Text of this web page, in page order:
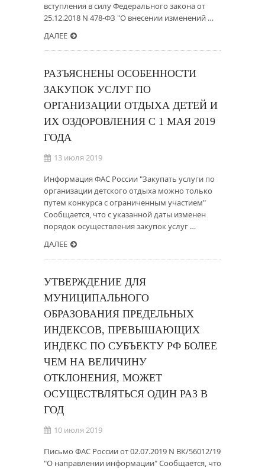
вступления в силу Федерального закона от
25.12.2018 N 478-ФЗ "О внесении изменений …
ДАЛЕЕ
РАЗЪЯСНЕНЫ ОСОБЕННОСТИ
ЗАКУПОК УСЛУГ ПО
ОРГАНИЗАЦИИ ОТДЫХА ДЕТЕЙ И
ИХ ОЗДОРОВЛЕНИЯ С 1 МАЯ 2019
ГОДА
13 июля 2019
Информация ФАС России "Закупать услуги по
организации детского отдыха можно только
путем конкурса с ограниченным участием"
Сообщается, что с указанной даты изменен
порядок осуществления закупок услуг …
ДАЛЕЕ
УТВЕРЖДЕНИЕ ДЛЯ
МУНИЦИПАЛЬНОГО
ОБРАЗОВАНИЯ ПРЕДЕЛЬНЫХ
ИНДЕКСОВ, ПРЕВЫШАЮЩИХ
ИНДЕКС ПО СУБЪЕКТУ РФ БОЛЕЕ
ЧЕМ НА ВЕЛИЧИНУ
ОТКЛОНЕНИЯ, МОЖЕТ
ОСУЩЕСТВЛЯТЬСЯ ОДИН РАЗ В
ГОД
10 июля 2019
Письмо ФАС России от 02.07.2019 N ВК/56012/19
"О направлении информации" Сообщается, что